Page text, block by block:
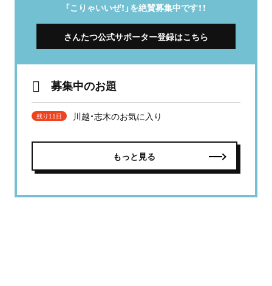
「こりゃいいぜ！」を絶賛募集中です！！
さんたつ公式サポーター登録はこちら
募集中のお題
残り11日 川越・志木のお気に入り
もっと見る